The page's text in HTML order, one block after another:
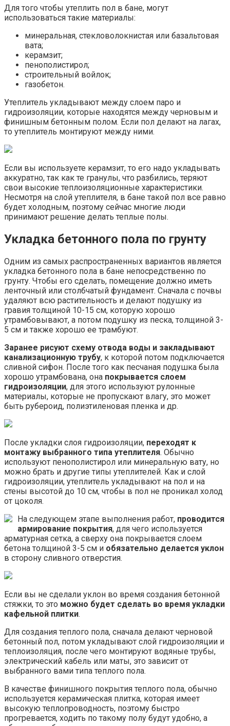
Для того чтобы утеплить пол в бане, могут
использоваться такие материалы:
минеральная, стекловолокнистая или базальтовая
вата;
керамзит;
пенополистирол;
строительный войлок;
газобетон.
Утеплитель укладывают между слоем паро и
гидроизоляции, которые находятся между черновым и
финишным бетонным полом. Если пол делают на лагах,
то утеплитель монтируют между ними.
Если вы используете керамзит, то его надо укладывать
аккуратно, так как те гранулы, что разбились, теряют
свои высокие теплоизоляционные характеристики.
Несмотря на слой утеплителя, в бане такой пол все равно
будет холодным, поэтому сейчас многие люди
принимают решение делать теплые полы.
Укладка бетонного пола по грунту
Одним из самых распространенных вариантов является
укладка бетонного пола в бане непосредственно по
грунту. Чтобы его сделать, помещение должно иметь
ленточный или столбчатый фундамент. Сначала с почвы
удаляют всю растительность и делают подушку из
гравия толщиной 10-15 см, которую хорошо
утрамбовывают, а потом подушку из песка, толщиной 3-
5 см и также хорошо ее трамбуют.
Заранее рисуют схему отвода воды и закладывают
канализационную трубу, к которой потом подключается
сливной сифон. После того как песчаная подушка была
хорошо утрамбована, она покрывается слоем
гидроизоляции, для этого используют рулонные
материалы, которые не пропускают влагу, это может
быть рубероид, полиэтиленовая пленка и др.
После укладки слоя гидроизоляции, переходят к
монтажу выбранного типа утеплителя. Обычно
используют пенополистирол или минеральную вату, но
можно брать и другие типы утеплителей. Как и слой
гидроизоляции, утеплитель укладывают на пол и на
стены высотой до 10 см, чтобы в пол не проникал холод
от цоколя.
На следующем этапе выполнения работ, проводится
армирование покрытия, для чего используется
арматурная сетка, а сверху она покрывается слоем
бетона толщиной 3-5 см и обязательно делается уклон
в сторону сливного отверстия.
Если вы не сделали уклон во время создания бетонной
стяжки, то это можно будет сделать во время укладки
кафельной плитки.
Для создания теплого пола, сначала делают черновой
бетонный пол, потом укладывают слой гидроизоляции и
теплоизоляция, после чего монтируют водяные трубы,
электрический кабель или маты, это зависит от
выбранного вами типа теплого пола.
В качестве финишного покрытия теплого пола, обычно
используется керамическая плитка, которая имеет
высокую теплопроводность, поэтому быстро
прогревается, ходить по такому полу будут удобно, а